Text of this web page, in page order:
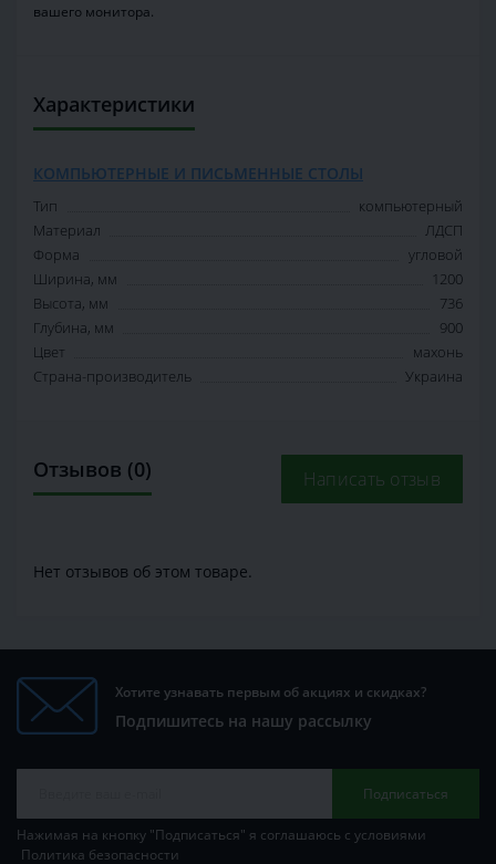
вашего монитора.
Характеристики
КОМПЬЮТЕРНЫЕ И ПИСЬМЕННЫЕ СТОЛЫ
Тип
компьютерный
Материал
ЛДСП
Форма
угловой
Ширина, мм
1200
Высота, мм
736
Глубина, мм
900
Цвет
махонь
Страна-производитель
Украина
Отзывов (0) Написать отзыв
Нет отзывов об этом товаре.
Хотите узнавать первым об акциях и скидках?
Подпишитесь на нашу рассылку
Подписаться
Нажимая на кнопку "Подписаться" я соглашаюсь с условиями
Политика безопасности